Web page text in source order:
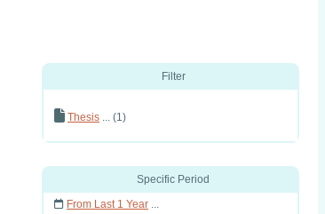
Filter
Thesis ... (1)
Specific Period
From Last 1 Year ...